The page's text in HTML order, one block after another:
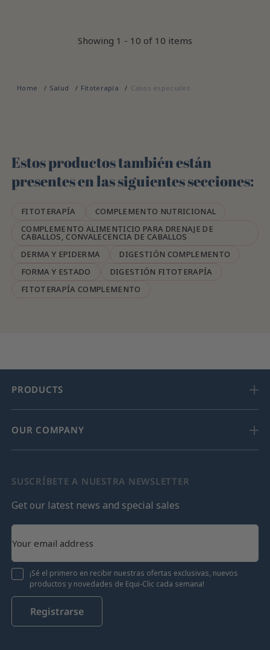
Showing 1 - 10 of 10 items
Home Salud Fitoterapía Casos especiales
Estos productos también están
presentes en las siguientes secciones:
FITOTERAPÍA
COMPLEMENTO NUTRICIONAL
COMPLEMENTO ALIMENTICIO PARA DRENAJE DE
CABALLOS, CONVALECENCIA DE CABALLOS
DERMA Y EPIDERMA
DIGESTIÓN COMPLEMENTO
FORMA Y ESTADO
DIGESTIÓN FITOTERAPÍA
FITOTERAPÍA COMPLEMENTO
PRODUCTS
OUR COMPANY
SUSCRÍBETE A NUESTRA NEWSLETTER
Get our latest news and special sales
¡Sé el primero en recibir nuestras ofertas exclusivas, nuevos
productos y novedades de Equi-Clic cada semana!
Registrarse